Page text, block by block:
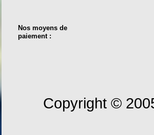
Nos moyens de
paiement :
Copyright ©